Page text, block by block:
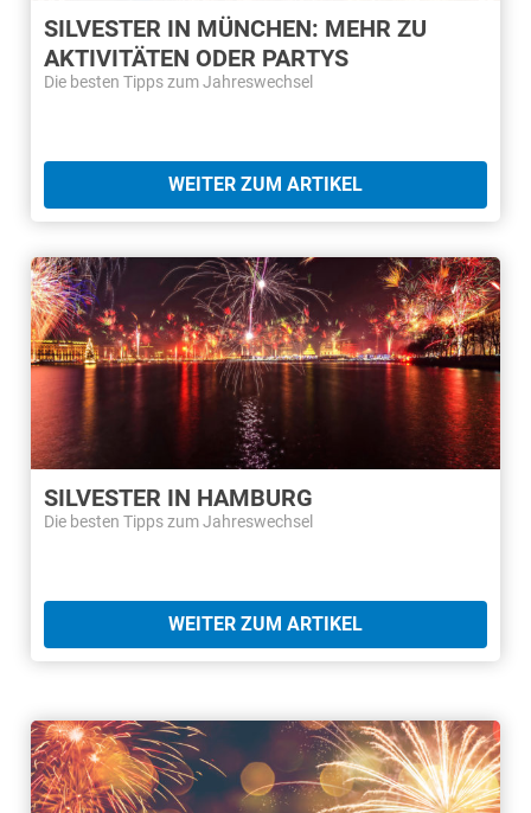
SILVESTER IN MÜNCHEN: MEHR ZU
AKTIVITÄTEN ODER PARTYS
Die besten Tipps zum Jahreswechsel
WEITER ZUM ARTIKEL
SILVESTER IN HAMBURG
Die besten Tipps zum Jahreswechsel
WEITER ZUM ARTIKEL